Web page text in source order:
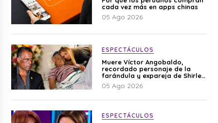
cada vez más en apps chinas
05 Ago 2026
ESPECTÁCULOS
Muere Víctor Angobaldo,
recordado personaje de la
farándula y expareja de Shirley
Cherres
05 Ago 2026
ESPECTÁCULOS